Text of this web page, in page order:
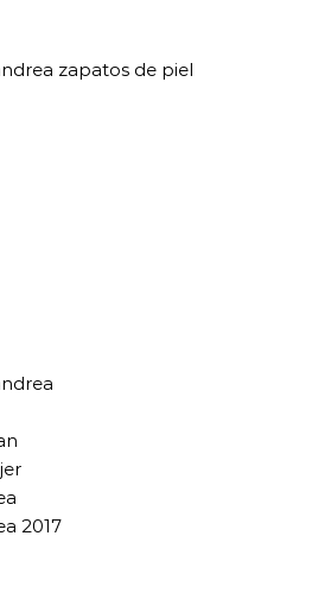
zapatos de piel
2017